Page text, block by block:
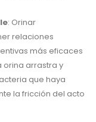
: Orinar
relaciones
más eficaces
orina arrastra y
que haya
la fricción del acto